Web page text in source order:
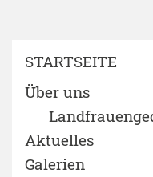
STARTSEITE
Über uns
Aktuelles
Galerien